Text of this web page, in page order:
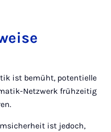
ist bemüht, potentielle
Netzwerk frühzeitig
ist jedoch,